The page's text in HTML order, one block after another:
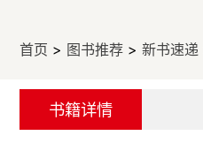
首页 > 图书推荐 >新书速递
书籍详情